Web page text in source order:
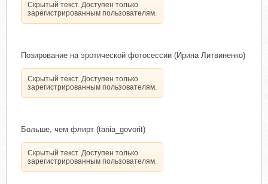
Скрытый текст. Доступен только
зарегистрированным пользователям.
Позирование на эротической фотосессии (Ирина Литвиненко)
Скрытый текст. Доступен только
зарегистрированным пользователям.
Больше, чем флирт (tania_govorit)
Скрытый текст. Доступен только
зарегистрированным пользователям.